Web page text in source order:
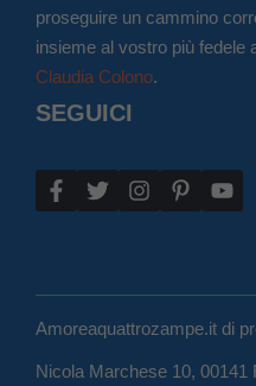
proseguire un cammino
insieme al vostro più fedele
Claudia Colono.
SEGUICI
Amoreaquattrozampe.it di
Nicola Marchese 10,